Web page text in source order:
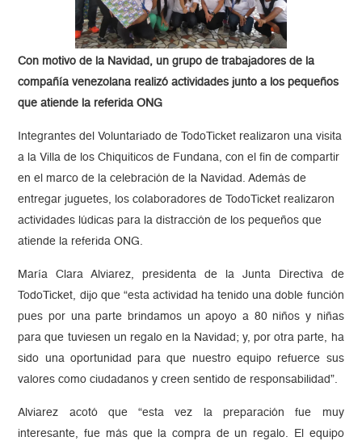
Con motivo de la Navidad, un grupo de trabajadores de la
compañía venezolana realizó actividades junto a los pequeños
que atiende la referida ONG
Integrantes del Voluntariado de TodoTicket realizaron una visita
a la Villa de los Chiquiticos de Fundana, con el fin de compartir
en el marco de la celebración de la Navidad. Además de
entregar juguetes, los colaboradores de TodoTicket realizaron
actividades lúdicas para la distracción de los pequeños que
atiende la referida ONG.
María Clara Alviarez, presidenta de la Junta Directiva de
TodoTicket, dijo que “esta actividad ha tenido una doble función
pues por una parte brindamos un apoyo a 80 niños y niñas
para que tuviesen un regalo en la Navidad; y, por otra parte, ha
sido una oportunidad para que nuestro equipo refuerce sus
valores como ciudadanos y creen sentido de responsabilidad”.
Alviarez acotó que “esta vez la preparación fue muy
interesante, fue más que la compra de un regalo. El equipo